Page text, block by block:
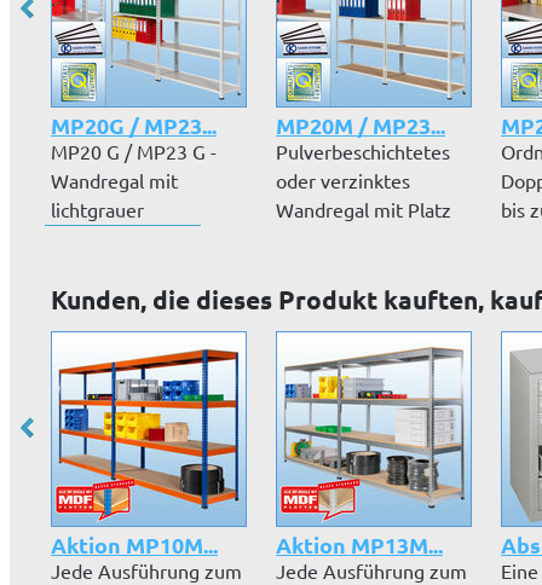
MP20G / MP23...
MP20 G / MP23 G -
Wandregal mit
lichtgrauer
MP20M / MP23...
Pulverbeschichtetes
oder verzinktes
Wandregal mit Platz
bis
Kunden, die dieses Produkt kauften,
Aktion MP10M...
Jede Ausführung zum
Aktion MP13M...
Jede Ausführung zum